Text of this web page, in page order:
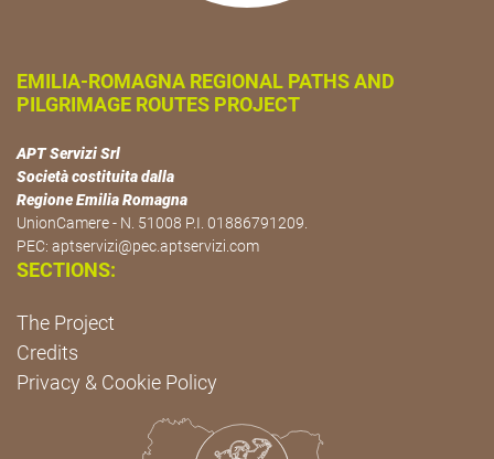
EMILIA-ROMAGNA REGIONAL PATHS AND
PILGRIMAGE ROUTES PROJECT
APT Servizi Srl
Società costituita dalla
Regione Emilia Romagna
UnionCamere - N. 51008 P.I. 01886791209.
PEC: aptservizi@pec.aptservizi.com
SECTIONS:
The Project
Credits
Privacy & Cookie Policy